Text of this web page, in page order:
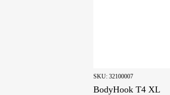
SKU: 32100007
BodyHook T4 XL